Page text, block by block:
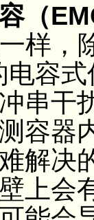
（
，
容
串干
器内
解决
上会